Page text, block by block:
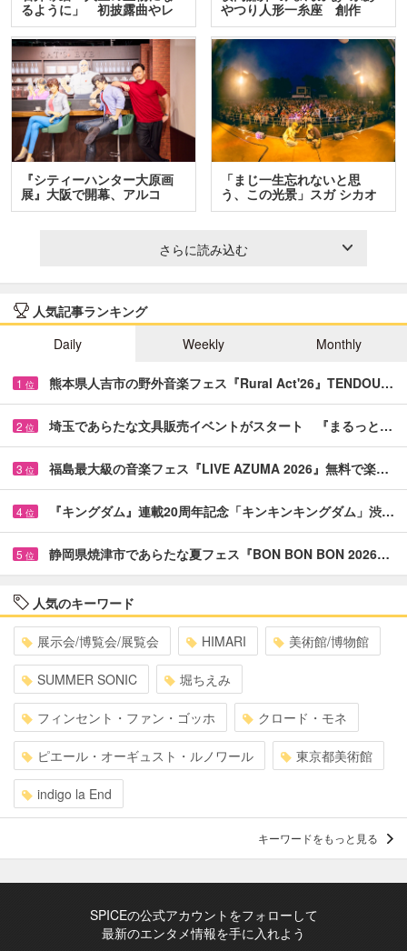
るように」 初披露曲やレ
ア…
やつり人形一糸座 創作
人…
『シティーハンター大原画
展』大阪で開幕、アルコ
＆…
「まじ一生忘れないと思
う、この光景」スガ シカオ
と…
さらに読み込む
人気記事ランキング
Daily
Weekly Monthly
1 位 熊本県人吉市の野外音楽フェス『Rural Act'26』TENDOU…
2 位 埼玉であらたな文具販売イベントがスタート 『まるっと…
3 位 福島最大級の音楽フェス『LIVE AZUMA 2026』無料で楽…
4 位 『キングダム』連載20周年記念「キンキンキングダム」渋…
5 位 静岡県焼津市であらたな夏フェス『BON BON BON 2026…
人気のキーワード
展示会/博覧会/展覧会 HIMARI 美術館/博物館
SUMMER SONIC 堀ちえみ
フィンセント・ファン・ゴッホ クロード・モネ
ピエール・オーギュスト・ルノワール 東京都美術館
indigo la End
キーワードをもっと見る
SPICEの公式アカウントをフォローして
最新のエンタメ情報を手に入れよう